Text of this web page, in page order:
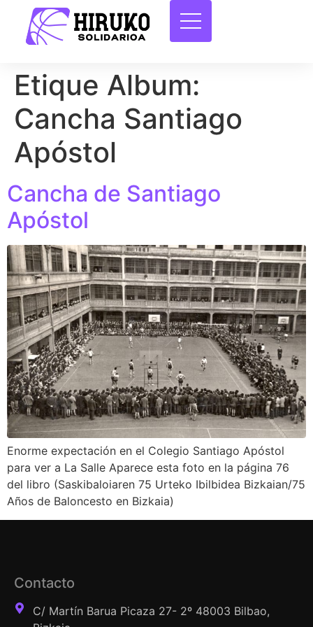
Etique Album:
Cancha Santiago
Apóstol
Cancha de Santiago
Apóstol
Enorme expectación en el Colegio Santiago Apóstol
para ver a La Salle Aparece esta foto en la página 76
del libro (Saskibaloiaren 75 Urteko Ibilbidea Bizkaian/75
Años de Baloncesto en Bizkaia)
Contacto
C/ Martín Barua Picaza 27- 2º 48003 Bilbao,